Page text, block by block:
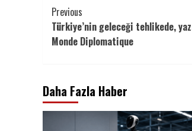
Continue
Reading
Previous
Türkiye’nin geleceği tehlikede,
Monde Diplomatique
Daha Fazla Haber